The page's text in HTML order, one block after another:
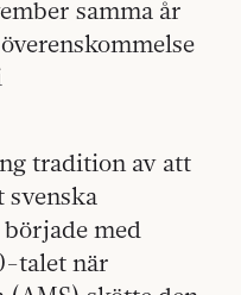
samma år
tradition av att
svenska
med
talet när